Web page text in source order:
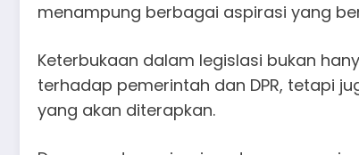
menampung berbagai aspirasi yang
Keterbukaan dalam legislasi bukan
terhadap pemerintah dan DPR, tetapi
yang akan diterapkan.